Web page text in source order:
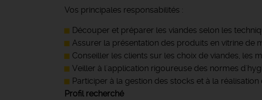
Vos principales responsabilités :
Découper et préparer les viandes selon les
Assurer la présentation des produits en vitrine de
Conseiller les clients sur les choix de viandes, les
Veiller à l'application rigoureuse des normes
Participer à la gestion des stocks et à la
Profil recherché